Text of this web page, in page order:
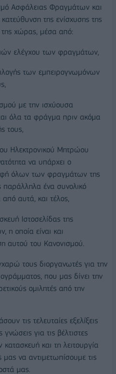
Ασφάλειας Φραγμάτων και
της ενίσχυσης της
χώρας, μέσα από:
ελέγχου των φραγμάτων,
των εμπειρογνωμόνων
με την ισχύουσα
όλα τα φράγμα πριν ακόμα
τους,
Ηλεκτρονικού Μητρώου
να υπάρχει ο
όλων των φραγμάτων της
παράλληλα ένα συνολικό
αυτά, και τέλος,
Ιστοσελίδας της
η οποία είναι και
αυτού του Κανονισμού.
τους διοργανωτές για την
που μας δίνει την
ομιλητές από την
τις τελευταίες εξελίξεις
για τις βέλτιστες
κατασκευή και τη λειτουργία
να αντιμετωπίσουμε τις
μας.